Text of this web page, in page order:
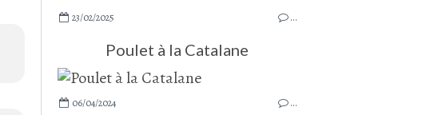
23/02/2025 …
Poulet à la Catalane
06/04/2024 …